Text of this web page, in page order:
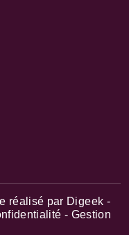
réalisé par Digeek -
- Gestion